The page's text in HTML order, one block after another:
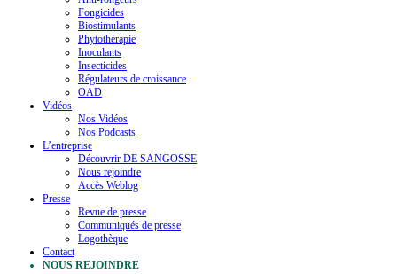
Fongicides
Biostimulants
Phytothérapie
Inoculants
Insecticides
Régulateurs de croissance
OAD
Vidéos
Nos Vidéos
Nos Podcasts
L’entreprise
Découvrir DE SANGOSSE
Nous rejoindre
Accès Weblog
Presse
Revue de presse
Communiqués de presse
Logothèque
Contact
NOUS REJOINDRE